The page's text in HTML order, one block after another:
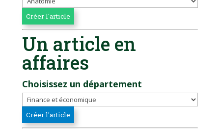
Un article en
affaires
Choisissez un département